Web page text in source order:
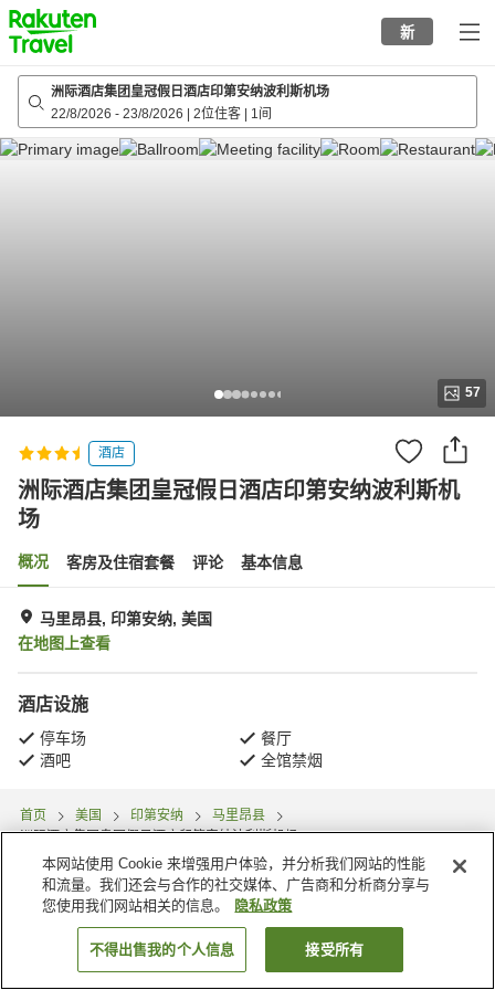
to
top
page
新
洲际酒店集团皇冠假日酒店印第安纳波利斯机场
22/8/2026 - 23/8/2026 2位住客 1间
57
酒店
洲际酒店集团皇冠假日酒店印第安纳波利斯机
场
概况 客房及住宿套餐 评论 基本信息
马里昂县, 印第安纳, 美国
在地图上查看
酒店设施
停车场
餐厅
酒吧
全馆禁烟
首页 美国 印第安纳
马里昂县
洲际酒店集团皇冠假日酒店印第安纳波利斯机场
搜索客房
本网站使用 Cookie 来增强用户体验，并分析我们网站的性能
和流量。我们还会与合作的社交媒体、广告商和分析商分享与
您使用我们网站相关的信息。
隐私政策
不得出售我的个人信息 接受所有